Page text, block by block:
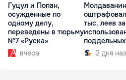
Гуцул и Попан,
осужденные по
одному делу,
переведены в тюрьму
№7 «Руска»
вчера
тыс. леев за
2 дня